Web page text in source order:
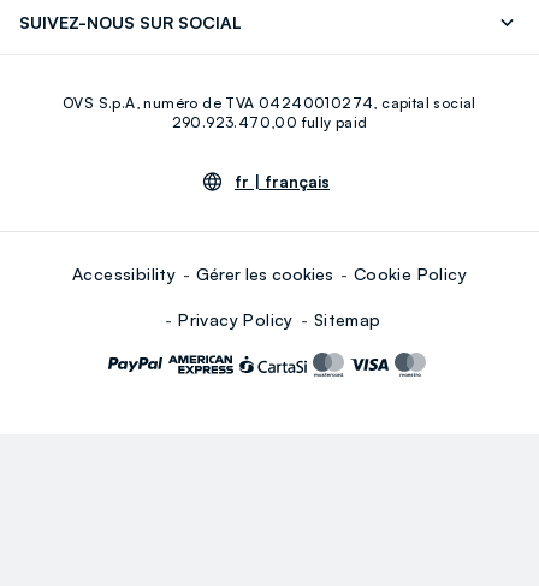
SUIVEZ-NOUS SUR SOCIAL
Youtube Linkedin
OVS S.p.A, numéro de TVA 04240010274, capital social
290.923.470,00 fully paid
fr | français
Accessibility Gérer les cookies Cookie Policy
Privacy Policy Sitemap